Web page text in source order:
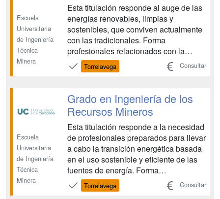
Escuela
Universitaria
de Ingeniería
Técnica
Minera
Esta titulación responde al auge de las
energías renovables, limpias y
sostenibles, que conviven actualmente
con las tradicionales. Forma
profesionales relacionados con la
producción,
almacenamiento,transporte, gestión y
de aula se complementa con visitas a
instalaciones energéticas, así como con
prácticas p...
Torrelavega Consultar
Escuela
Universitaria
de Ingeniería
Técnica
Minera
Grado en Ingeniería de los
Recursos Mineros
Esta titulación responde a la necesidad
de profesionales preparados para llevar
a cabo la transición energética basada
en el uso sostenible y eficiente de las
fuentes de energía. Forma
profesionales relacionados con la
producción, almacenamiento,
Torrelavega Consultar